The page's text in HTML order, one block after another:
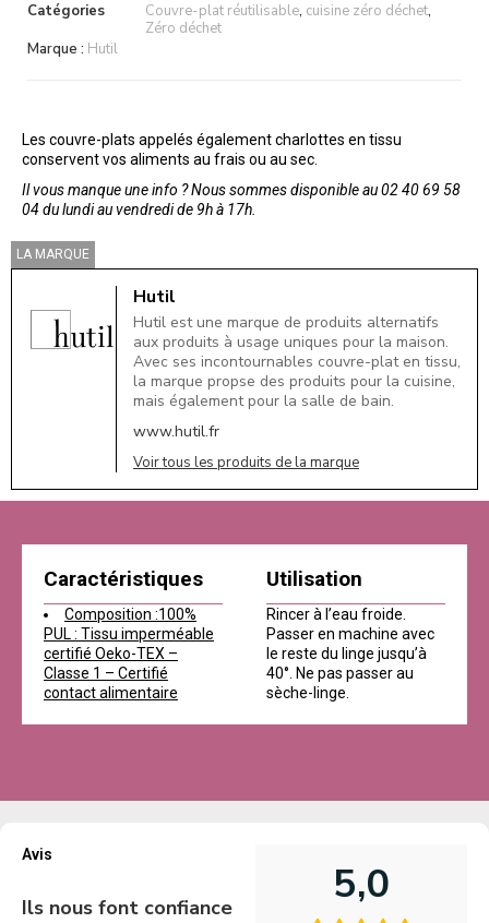
Catégories
Couvre-plat réutilisable, cuisine zéro déchet,
Zéro déchet
Marque : Hutil
Les couvre-plats appelés également charlottes en tissu
conservent vos aliments au frais ou au sec.
Il vous manque une info ? Nous sommes disponible au 02 40 69 58
04 du lundi au vendredi de 9h à 17h.
LA MARQUE
Hutil
Hutil est une marque de produits alternatifs
aux produits à usage uniques pour la maison.
Avec ses incontournables couvre-plat en tissu,
la marque propse des produits pour la cuisine,
mais également pour la salle de bain.
www.hutil.fr
Voir tous les produits de la marque
Caractéristiques
Composition :100%
PUL : Tissu imperméable
certifié Oeko-TEX –
Classe 1 – Certifié
contact alimentaire
Utilisation
Rincer à l’eau froide.
Passer en machine avec
le reste du linge jusqu’à
40°. Ne pas passer au
sèche-linge.
Avis
Ils nous font confiance 5,0